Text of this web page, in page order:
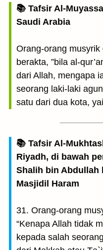
📚 Tafsir Al-
Saudi Arabia
Orang-orang
berakta, ”bila al-
dari Allah, mengapa
seorang laki-laki
satu dari dua kota,
📚 Tafsir Al-
Riyadh, di bawah
Shalih bin Abdullah
Masjidil Haram
31. Orang-orang
“Kenapa Allah tidak
kepada salah